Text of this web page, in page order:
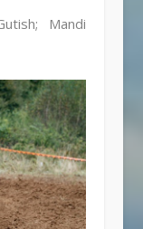
Mandi